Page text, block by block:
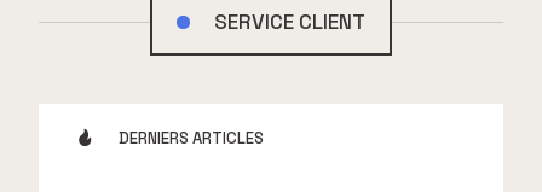
SERVICE CLIENT
DERNIERS ARTICLES